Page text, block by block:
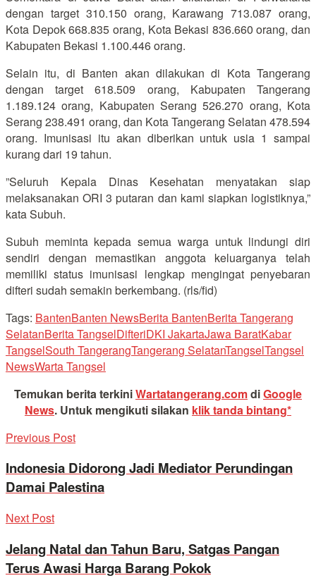
dengan target 310.150 orang, Karawang 713.087 orang,
Kota Depok 668.835 orang, Kota Bekasi 836.660 orang, dan
Kabupaten Bekasi 1.100.446 orang.
Selain itu, di Banten akan dilakukan di Kota Tangerang
dengan target 618.509 orang, Kabupaten Tangerang
1.189.124 orang, Kabupaten Serang 526.270 orang, Kota
Serang 238.491 orang, dan Kota Tangerang Selatan 478.594
orang. Imunisasi itu akan diberikan untuk usia 1 sampai
kurang dari 19 tahun.
”Seluruh Kepala Dinas Kesehatan menyatakan siap
melaksanakan ORI 3 putaran dan kami siapkan logistiknya,”
kata Subuh.
Subuh meminta kepada semua warga untuk lindungi diri
sendiri dengan memastikan anggota keluarganya telah
memiliki status imunisasi lengkap mengingat penyebaran
difteri sudah semakin berkembang. (rls/fid)
Tags: BantenBanten NewsBerita BantenBerita Tangerang
SelatanBerita TangselDifteriDKI JakartaJawa BaratKabar
TangselSouth TangerangTangerang SelatanTangselTangsel
NewsWarta Tangsel
Temukan berita terkiniWartatangerang.comdiGoogle
News. Untuk mengikuti silakan klik tanda bintang*
Previous Post
Indonesia Didorong Jadi Mediator Perundingan
Damai Palestina
Next Post
Jelang Natal dan Tahun Baru, Satgas Pangan
Terus Awasi Harga Barang Pokok